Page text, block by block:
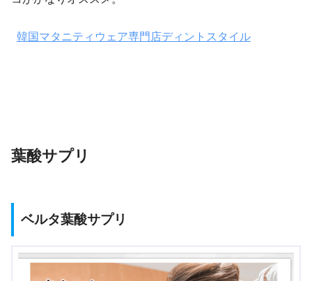
韓国マタニティウェア専門店ディントスタイル
葉酸サプリ
ベルタ葉酸サプリ